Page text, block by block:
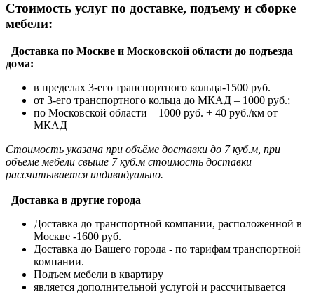
Стоимость услуг по доставке, подъему и сборке
мебели:
Доставка по Москве и Московской области до подъезда
дома:
в пределах 3-его транспортного кольца-1500 руб.
от 3-его транспортного кольца до МКАД – 1000 руб.;
по Московской области – 1000 руб. + 40 руб./км от
МКАД
Стоимость указана при объёме доставки до 7 куб.м, при
объеме мебели свыше 7 куб.м стоимость доставки
рассчитывается индивидуально.
Доставка в другие города
Доставка до транспортной компании, расположенной в
Москве -1600 руб.
Доставка до Вашего города - по тарифам транспортной
компании.
Подъем мебели в квартиру
является дополнительной услугой и рассчитывается